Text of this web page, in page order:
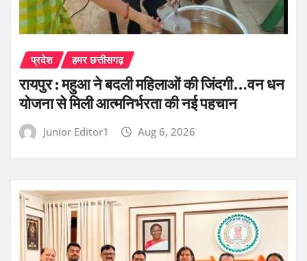
प्रदेश हमर छत्तीसगढ़
रायपुर : महुआ ने बदली महिलाओं की जिंदगी…वन धन
योजना से मिली आत्मनिर्भरता की नई पहचान
Junior Editor1 Aug 6, 2026